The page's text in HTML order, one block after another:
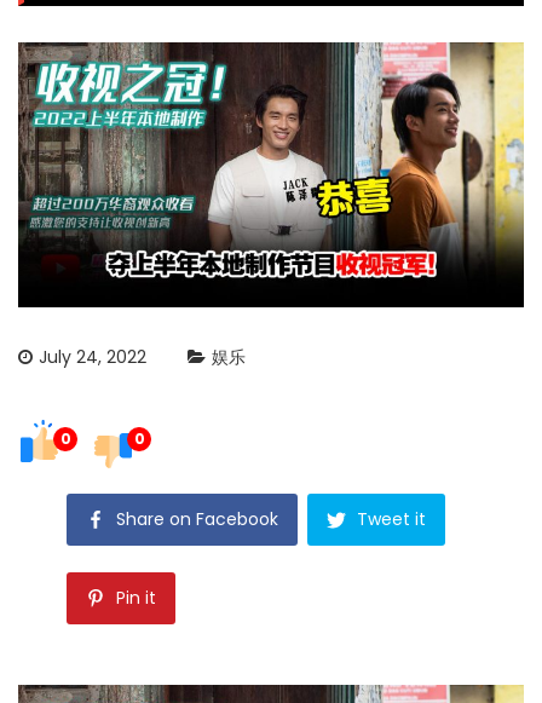
July 24, 2022 娱乐
0 0
Share on Facebook Tweet it
Pin it